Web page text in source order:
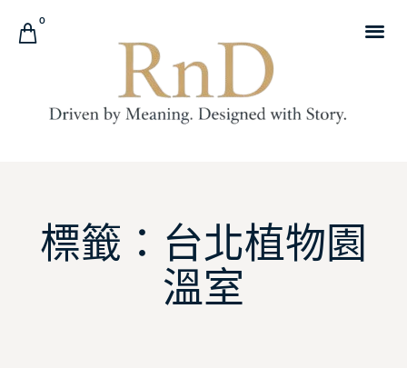
0
標籤：台北植物園
溫室